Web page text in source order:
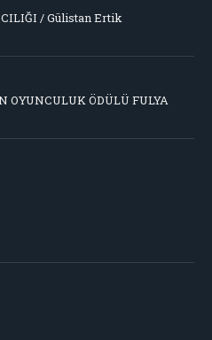
/ Gülistan Ertik
OYUNCULUK ÖDÜLÜ FULYA